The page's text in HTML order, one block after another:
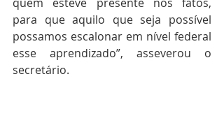
para que aquilo que seja possível
possamos escalonar em nível federal
esse aprendizado”, asseverou o
secretário.